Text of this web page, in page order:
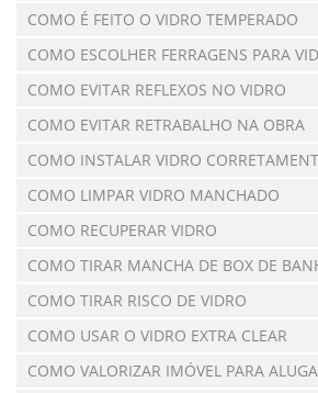
COMO É FEITO O VIDRO TEMPERADO
COMO ESCOLHER FERRAGENS PARA
COMO EVITAR REFLEXOS NO VIDRO
COMO EVITAR RETRABALHO NA OBRA
COMO INSTALAR VIDRO
COMO LIMPAR VIDRO MANCHADO
COMO RECUPERAR VIDRO
COMO TIRAR MANCHA DE BOX DE
COMO TIRAR RISCO DE VIDRO
COMO USAR O VIDRO EXTRA CLEAR
COMO VALORIZAR IMÓVEL PARA